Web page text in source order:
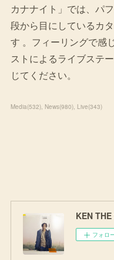
カナナイト」では、パ
段から目にしているカ
す 。フィーリングで感
ストによるライブステ
じてください。
Media(532) News(980) Live(343)
KEN
フォロ